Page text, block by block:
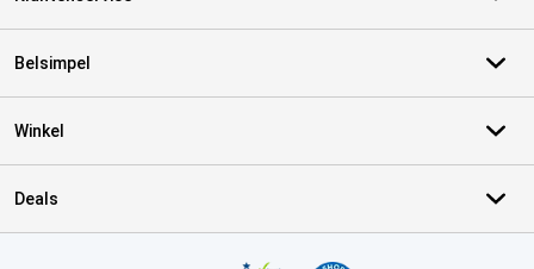
Belsimpel
Winkel
Deals